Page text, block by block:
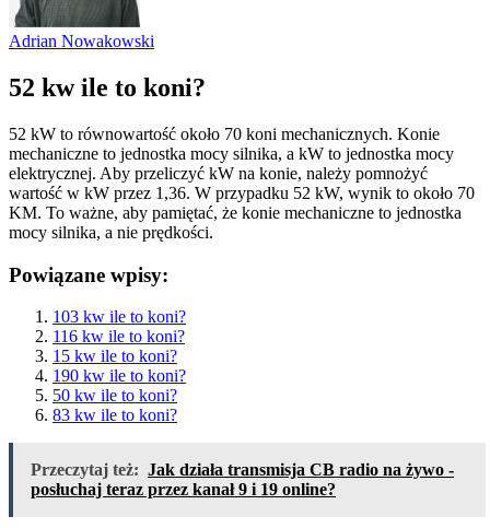
Adrian Nowakowski
52 kw ile to koni?
52 kW to równowartość około 70 koni mechanicznych. Konie
mechaniczne to jednostka mocy silnika, a kW to jednostka mocy
elektrycznej. Aby przeliczyć kW na konie, należy pomnożyć
wartość w kW przez 1,36. W przypadku 52 kW, wynik to około 70
KM. To ważne, aby pamiętać, że konie mechaniczne to jednostka
mocy silnika, a nie prędkości.
Powiązane wpisy:
103 kw ile to koni?
116 kw ile to koni?
15 kw ile to koni?
190 kw ile to koni?
50 kw ile to koni?
83 kw ile to koni?
Przeczytaj też: Jak działa transmisja CB radio na żywo -
posłuchaj teraz przez kanał 9 i 19 online?